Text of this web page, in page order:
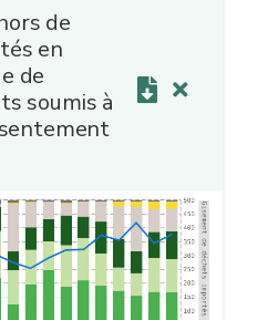
métaux et autres
des métaux non
de
en
de
soumis à